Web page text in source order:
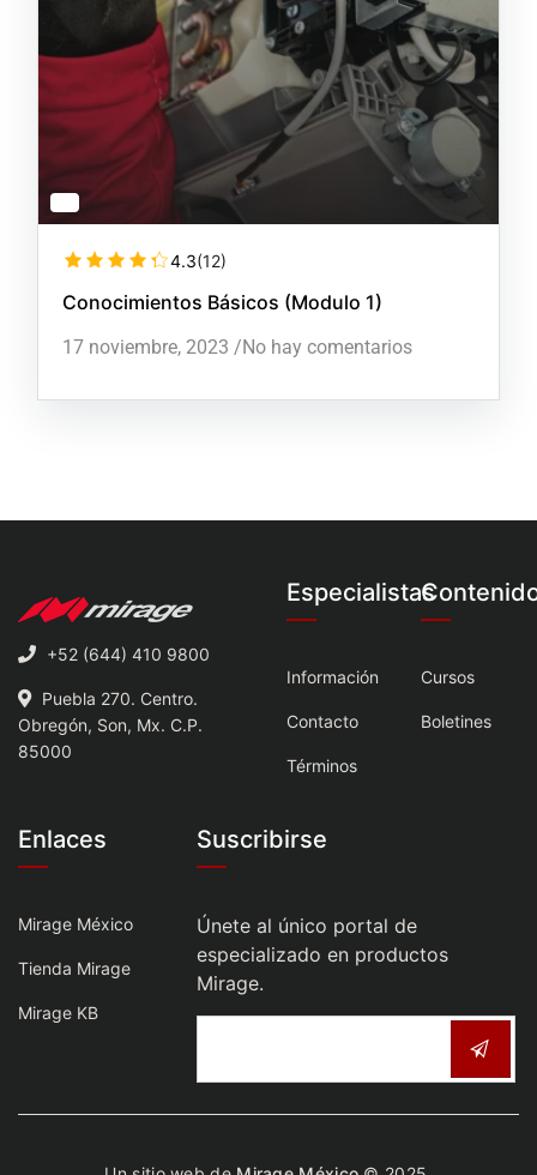
4.3(12)
Conocimientos Básicos (Modulo 1)
17 noviembre, 2023 /No hay comentarios
+52 (644) 410 9800
Puebla 270. Centro.
Obregón, Son, Mx. C.P.
85000
Especialistas
Información
Contacto
Términos
Cursos
Boletines
Enlaces
Mirage México
Tienda Mirage
Mirage KB
Suscribirse
Únete al único portal de
especializado en productos
Mirage.